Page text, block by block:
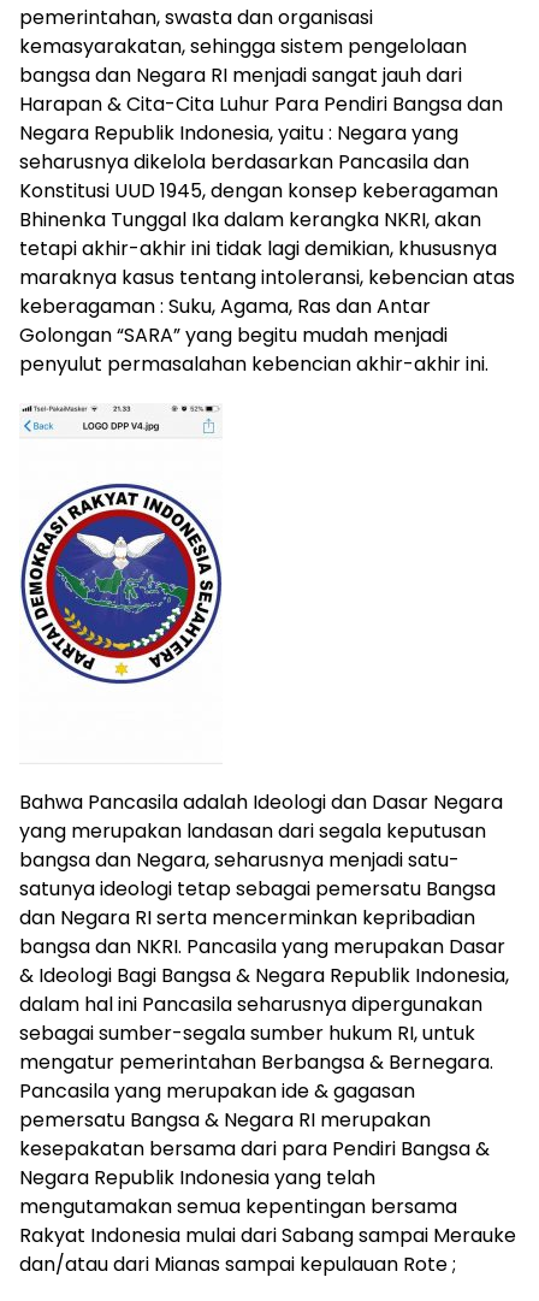
pemerintahan, swasta dan organisasi
kemasyarakatan, sehingga sistem pengelolaan
bangsa dan Negara RI menjadi sangat jauh dari
Harapan & Cita-Cita Luhur Para Pendiri Bangsa dan
Negara Republik Indonesia, yaitu : Negara yang
seharusnya dikelola berdasarkan Pancasila dan
Konstitusi UUD 1945, dengan konsep keberagaman
Bhinenka Tunggal Ika dalam kerangka NKRI, akan
tetapi akhir-akhir ini tidak lagi demikian, khususnya
maraknya kasus tentang intoleransi, kebencian atas
keberagaman : Suku, Agama, Ras dan Antar
Golongan “SARA” yang begitu mudah menjadi
penyulut permasalahan kebencian akhir-akhir ini.
Bahwa Pancasila adalah Ideologi dan Dasar Negara
yang merupakan landasan dari segala keputusan
bangsa dan Negara, seharusnya menjadi satu-
satunya ideologi tetap sebagai pemersatu Bangsa
dan Negara RI serta mencerminkan kepribadian
bangsa dan NKRI. Pancasila yang merupakan Dasar
& Ideologi Bagi Bangsa & Negara Republik Indonesia,
dalam hal ini Pancasila seharusnya dipergunakan
sebagai sumber-segala sumber hukum RI, untuk
mengatur pemerintahan Berbangsa & Bernegara.
Pancasila yang merupakan ide & gagasan
pemersatu Bangsa & Negara RI merupakan
kesepakatan bersama dari para Pendiri Bangsa &
Negara Republik Indonesia yang telah
mengutamakan semua kepentingan bersama
Rakyat Indonesia mulai dari Sabang sampai Merauke
dan/atau dari Mianas sampai kepulauan Rote ;